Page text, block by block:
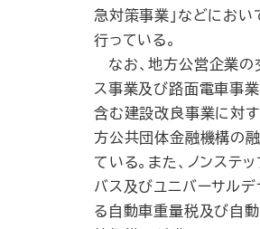
急対策事業」などにお
行っている。
なお、地方公営企業の
ス事業及び路面電車事業
含む建設改良事業に対
方公共団体金融機構の
ている。また、ノンステ
バス及びユニバーサルデ
る自動車重量税及び自